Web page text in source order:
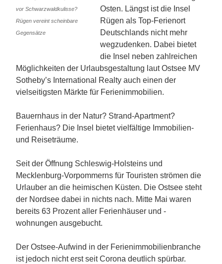
vor Schwarzwaldkulisse?
Rügen vereint scheinbare
Gegensätze
Osten. Längst ist die Insel
Rügen als Top-Ferienort
Deutschlands nicht mehr
wegzudenken. Dabei bietet
die Insel neben zahlreichen
Möglichkeiten der Urlaubsgestaltung laut Ostsee MV
Sotheby’s International Realty auch einen der
vielseitigsten Märkte für Ferienimmobilien.
Bauernhaus in der Natur? Strand-Apartment?
Ferienhaus? Die Insel bietet vielfältige Immobilien-
und Reiseträume.
Seit der Öffnung Schleswig-Holsteins und
Mecklenburg-Vorpommerns für Touristen strömen die
Urlauber an die heimischen Küsten. Die Ostsee steht
der Nordsee dabei in nichts nach. Mitte Mai waren
bereits 63 Prozent aller Ferienhäuser und -
wohnungen ausgebucht.
Der Ostsee-Aufwind in der Ferienimmobilienbranche
ist jedoch nicht erst seit Corona deutlich spürbar.